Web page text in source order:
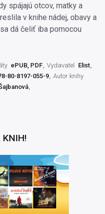
spájajú otcov, matky a
v knihe nádej, obavy a
dá čeliť iba pomocou
ePUB, PDF Vydavatel Elist
80-8197-055-9
Autor knihy
KNIH!